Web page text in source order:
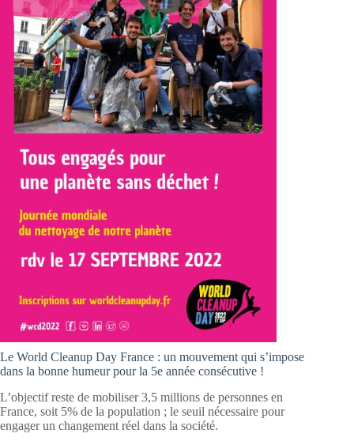
Le World Cleanup Day France : un mouvement qui s’impose
dans la bonne humeur pour la 5e année consécutive !
L’objectif reste de mobiliser 3,5 millions de personnes en
France, soit 5% de la population ; le seuil nécessaire pour
engager un changement réel dans la société.